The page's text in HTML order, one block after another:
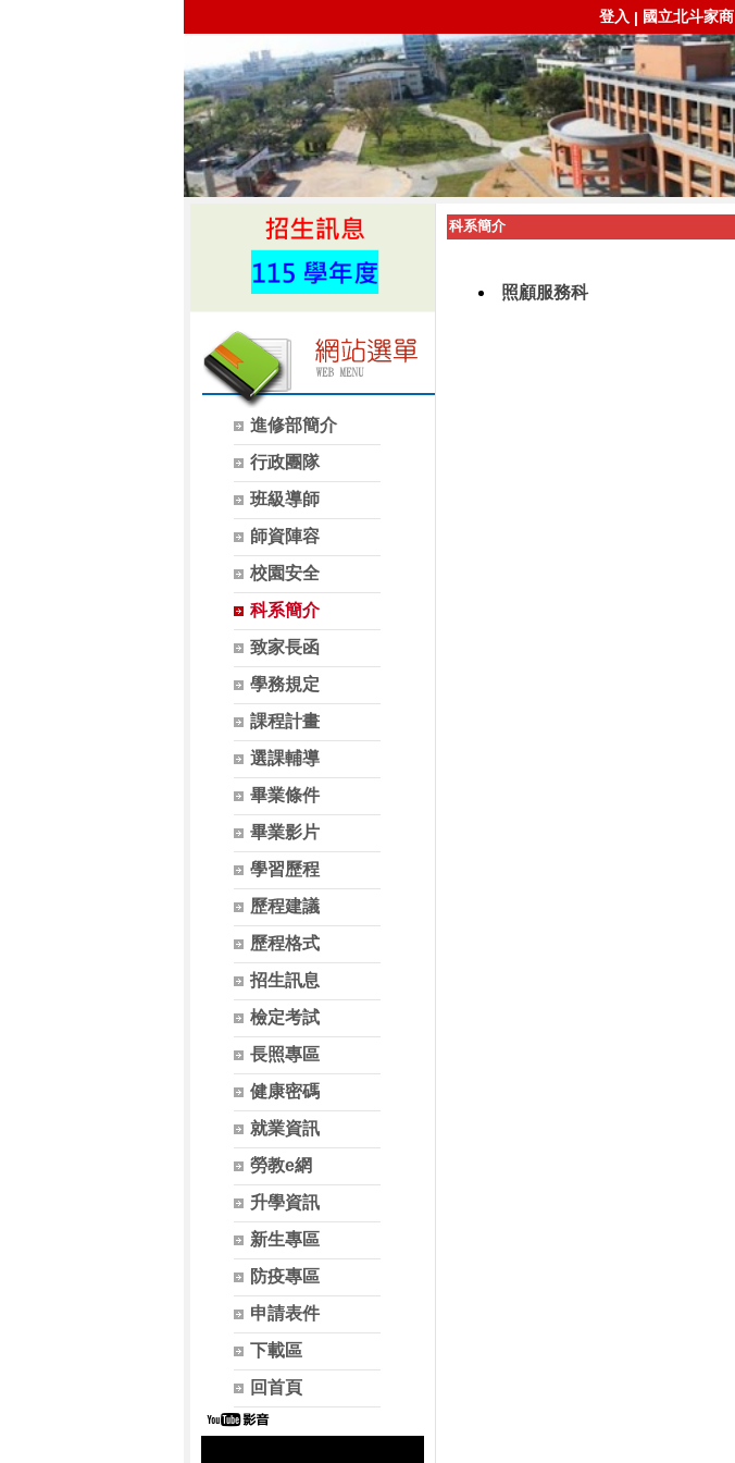
登入 | 國立北斗家商
進修部簡介
行政團隊
班級導師
師資陣容
校園安全
科系簡介
致家長函
學務規定
課程計畫
選課輔導
畢業條件
畢業影片
學習歷程
歷程建議
歷程格式
招生訊息
檢定考試
長照專區
健康密碼
就業資訊
勞教e網
升學資訊
新生專區
防疫專區
申請表件
下載區
回首頁
科系簡介
照顧服務科